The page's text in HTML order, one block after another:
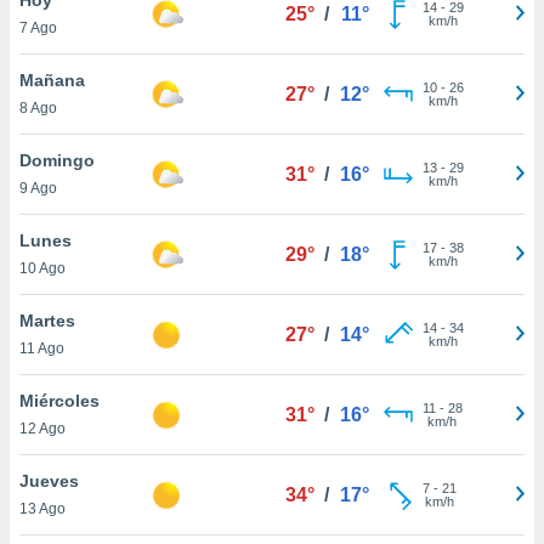
en
más
nuestra
de
cookies
aceptar
7 Ago
25° / 11° 14- 29
km/h
Mañana
8 Ago
27° / 12° 10- 26
km/h
Domingo
9 Ago
31° / 16° 13- 29
km/h
Lunes
10 Ago
29° / 18° 17- 38
km/h
Martes
11 Ago
27° / 14° 14- 34
km/h
Miércoles
12 Ago
31° / 16° 11 - 28
km/h
Jueves
13 Ago
34° / 17° 7- 21
km/h